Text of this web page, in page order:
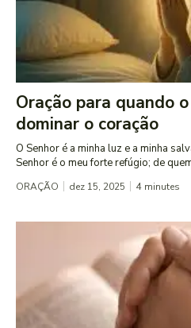
Oração para quando
dominar o coração
O Senhor é a minha luz e a minha
Senhor é o meu forte refúgio; de
ORAÇÃO dez 15, 2025 4 minutes